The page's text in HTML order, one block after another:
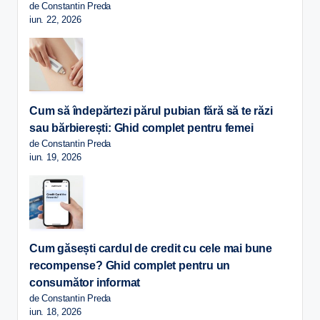
de Constantin Preda
iun. 22, 2026
Cum să îndepărtezi părul pubian fără să te răzi
sau bărbierești: Ghid complet pentru femei
de Constantin Preda
iun. 19, 2026
Cum găsești cardul de credit cu cele mai bune
recompense? Ghid complet pentru un
consumător informat
de Constantin Preda
iun. 18, 2026